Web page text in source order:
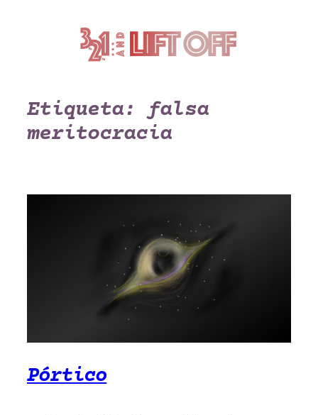
Etiqueta:falsa
meritocracia
Pórtico